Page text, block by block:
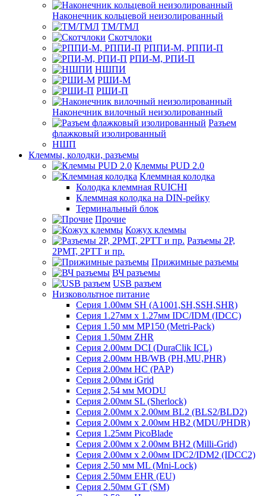
Наконечник кольцевой неизолированный
ТМ/ТМЛ
Скотчлоки
РППИ-М, РППИ-П
РПИ-М, РПИ-П
НШПИ
РШИ-М
РШИ-П
Наконечник вилочный неизолированный
Разъем
флажковый изолированный
НШП
Клеммы, колодки, разъемы
Клеммы PUD 2.0
Клеммная колодка
Колодка клеммная RUICHI
Клеммная колодка на DIN-рейку
Терминальный блок
Прочие
Кожух клеммы
Разъемы 2Р,
2РМТ, 2РТТ и пр.
Прижимные разъемы
ВЧ разъемы
USB разъем
Низковольтное питание
Серия 1.00мм SH (A1001,SH,SSH,SHR)
Серия 1.27мм x 1.27мм IDC/IDM (IDCC)
Серия 1.50 мм MP150 (Metri-Pack)
Серия 1.50мм ZHR
Серия 2.00мм DCI (DuraClik ICL)
Серия 2.00мм HB/WB (PH,MU,PHR)
Серия 2.00мм HC (PAP)
Серия 2.00мм iGrid
Серия 2,54 мм MODU
Серия 2.00мм SL (Sherlock)
Серия 2.00мм x 2.00мм BL2 (BLS2/BLD2)
Серия 2.00мм x 2.00мм HB2 (MDU/PHDR)
Серия 1.25мм PicoBlade
Серия 2.00мм х 2.00мм BH2 (Milli-Grid)
Серия 2.00мм х 2.00мм IDC2/IDM2 (IDCC2)
Серия 2.50 мм ML (Mni-Lock)
Серия 2.50мм EHR (EU)
Серия 2.50мм GT (SM)